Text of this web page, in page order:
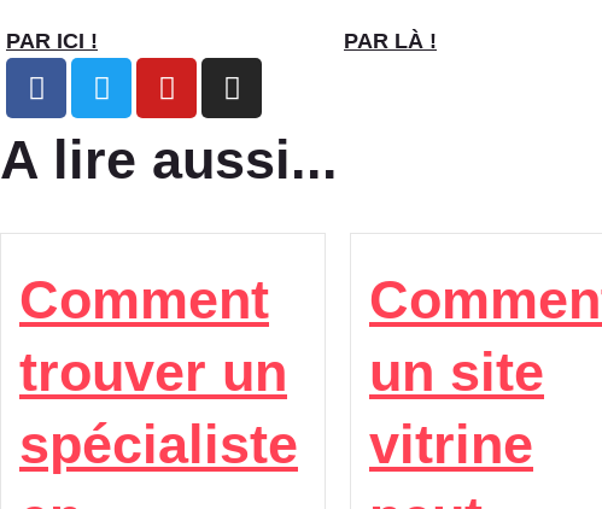
PAR ICI ! PAR LÀ !
A lire aussi...
Comment
trouver un
spécialiste
un site
vitrine